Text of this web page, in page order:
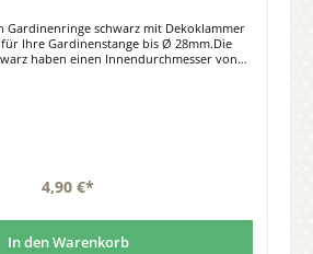
Gardinenringe schwarz mit Dekoklammer
für Ihre Gardinenstange bis Ø 28mm.Die
haben einen Innendurchmesser von
4,90 €*
In den Warenkorb